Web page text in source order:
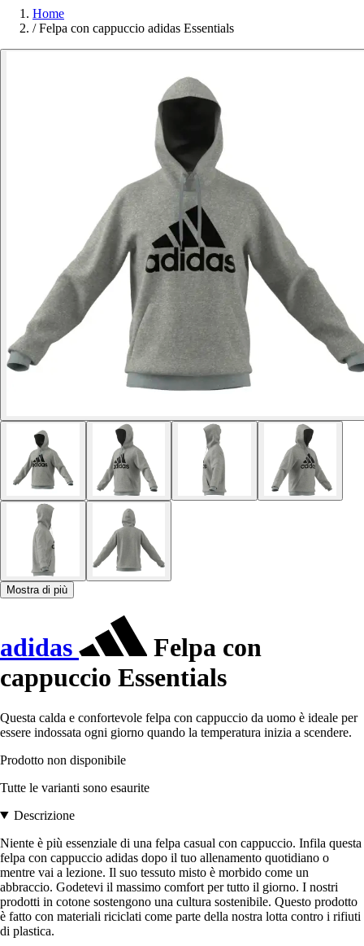
Home
/ Felpa con cappuccio adidas Essentials
Mostra di più
adidas
Felpa con
cappuccio Essentials
Questa calda e confortevole felpa con cappuccio da uomo è ideale per
essere indossata ogni giorno quando la temperatura inizia a scendere.
Prodotto non disponibile
Tutte le varianti sono esaurite
Descrizione
Niente è più essenziale di una felpa casual con cappuccio. Infila questa
felpa con cappuccio adidas dopo il tuo allenamento quotidiano o
mentre vai a lezione. Il suo tessuto misto è morbido come un
abbraccio. Godetevi il massimo comfort per tutto il giorno. I nostri
prodotti in cotone sostengono una cultura sostenibile. Questo prodotto
è fatto con materiali riciclati come parte della nostra lotta contro i rifiuti
di plastica.